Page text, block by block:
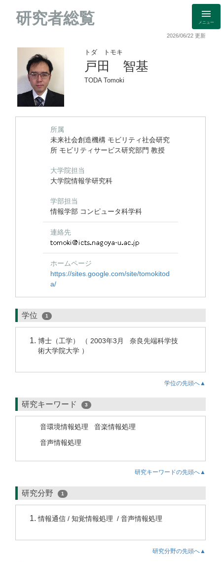
研究者総覧 メニュー
2026/06/22 更新
トダ トモキ
戸田 智基
TODA Tomoki
所属
未来社会創造機構 モビリティ社会研究
所 モビリティサービス研究部門 教授
大学院担当
大学院情報学研究科
学部担当
情報学部 コンピュータ科学科
連絡先
ホームページ
https://sites.google.com/site/tomokitod
a/
学位 1
博士（工学） （ 2003年3月 奈良先端科学技
術大学院大学 ）
学位の先頭へ▲
研究キーワード 3
音環境情報処理
音楽情報処理
音声情報処理
研究キーワードの先頭へ▲
研究分野 1
情報通信 / 知覚情報処理 / 音声情報処理
研究分野の先頭へ▲